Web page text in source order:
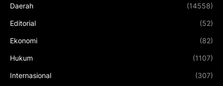
Daerah (14558)
Editorial (52)
Ekonomi (82)
Hukum (1107)
Internasional (307)